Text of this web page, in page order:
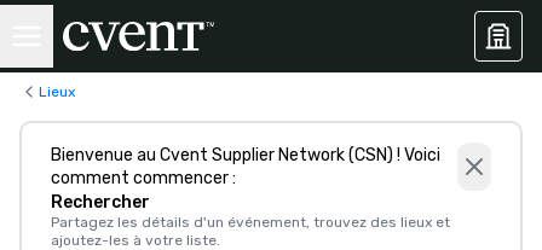
Lieux
Bienvenue au Cvent Supplier Network (CSN) ! Voici
comment commencer :
Rechercher
Partagez les détails d'un événement, trouvez des lieux et
ajoutez-les à votre liste.